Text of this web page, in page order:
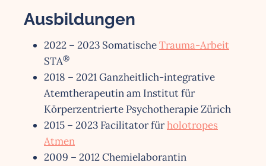
Ausbildungen
2022 – 2023 SomatischeTrauma-Arbeit
STA®
2018 – 2021 Ganzheitlich-integrative
Atemtherapeutin am Institut für
Körperzentrierte Psychotherapie Zürich
2015 – 2023 Facilitator fürholotropes
Atmen
2009 – 2012 Chemielaborantin